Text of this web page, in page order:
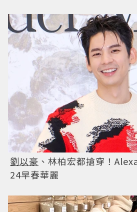
劉以豪 、林柏宏都搶穿！
24早春華麗